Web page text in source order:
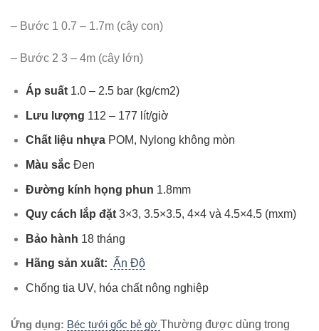
– Bước 1 0.7 – 1.7m (cây con)
– Bước 2 3 – 4m (cây lớn)
Áp suất1.0 – 2.5 bar (kg/cm2)
Lưu lượng 112 – 177 lít/giờ
Chất liệu nhựaPOM, Nylong không mòn
Màu sắcĐen
Đường kính họng phun 1.8mm
Quy cách lắp đặt3×3, 3.5×3.5, 4×4 và 4.5×4.5 (mxm)
Bảo hành 18 tháng
Hãng sản xuất: Ấn Độ
Chống tia UV, hóa chất nông nghiệp
Ứng dụng: Béc tưới gốc bẻ gờ Thường được dùng trong